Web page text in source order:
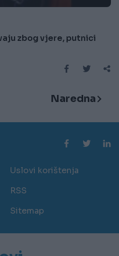
zbog vjere, putnici
Naredna
Uslovi korištenja
RSS
Sitemap